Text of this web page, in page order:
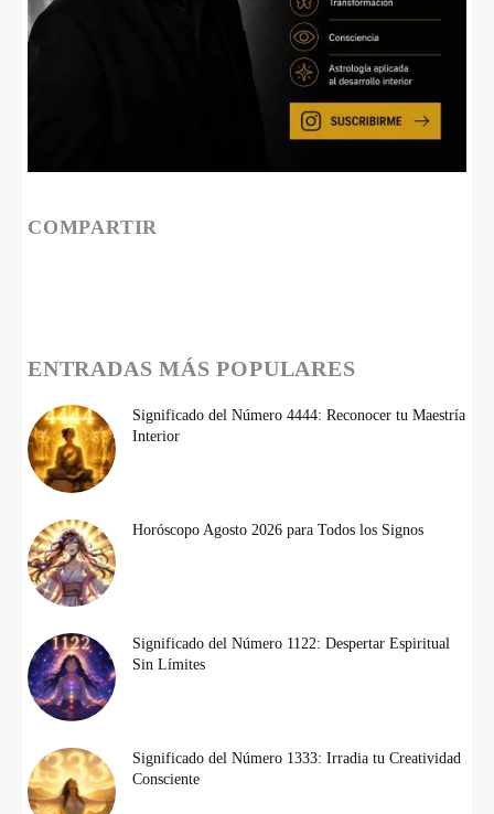
COMPARTIR
ENTRADAS MÁS POPULARES
Significado del Número 4444: Reconocer tu Maestría
Interior
Horóscopo Agosto 2026 para Todos los Signos
Significado del Número 1122: Despertar Espiritual
Sin Límites
Significado del Número 1333: Irradia tu Creatividad
Consciente